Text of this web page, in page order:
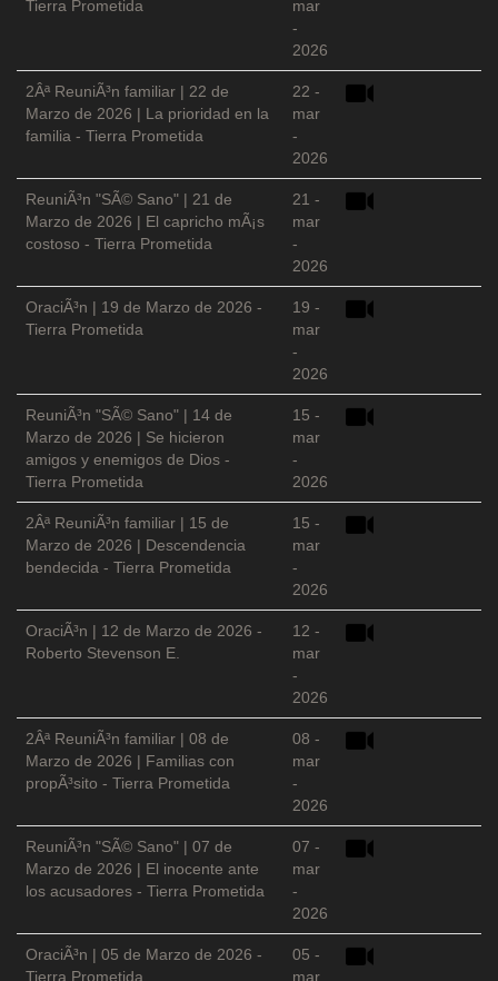
Tierra Prometida
mar
-
2026
2Âª ReuniÃ³n familiar | 22 de
Marzo de 2026 | La prioridad en la
familia - Tierra Prometida
22 -
mar
-
2026
ReuniÃ³n "SÃ© Sano" | 21 de
Marzo de 2026 | El capricho mÃ¡s
costoso - Tierra Prometida
21 -
mar
-
2026
OraciÃ³n | 19 de Marzo de 2026 -
Tierra Prometida
19 -
mar
-
2026
ReuniÃ³n "SÃ© Sano" | 14 de
Marzo de 2026 | Se hicieron
amigos y enemigos de Dios -
Tierra Prometida
15 -
mar
-
2026
2Âª ReuniÃ³n familiar | 15 de
Marzo de 2026 | Descendencia
bendecida - Tierra Prometida
15 -
mar
-
2026
OraciÃ³n | 12 de Marzo de 2026 -
Roberto Stevenson E.
12 -
mar
-
2026
2Âª ReuniÃ³n familiar | 08 de
Marzo de 2026 | Familias con
propÃ³sito - Tierra Prometida
08 -
mar
-
2026
ReuniÃ³n "SÃ© Sano" | 07 de
Marzo de 2026 | El inocente ante
los acusadores - Tierra Prometida
07 -
mar
-
2026
OraciÃ³n | 05 de Marzo de 2026 -
Tierra Prometida
05 -
mar